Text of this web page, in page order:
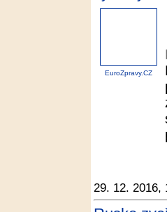
EuroZpravy.CZ
29. 12. 2016,